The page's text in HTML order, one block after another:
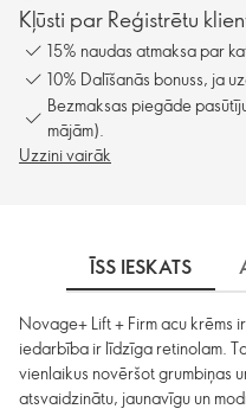
Kļūsti par Reģistrētu
15% naudas atmaksa par
10% Dalīšanās bonuss, ja
Bezmaksas piegāde
mājām).
Uzzini vairāk
ĪSS IESKATS
Novage+ Lift + Firm acu krēms
iedarbība ir līdzīga retinolam.
vienlaikus novēršot grumbiņas
atsvaidzinātu, jaunavīgu un